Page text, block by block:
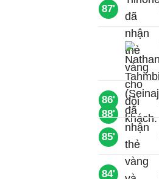
88'
87'
86'
85'
84'